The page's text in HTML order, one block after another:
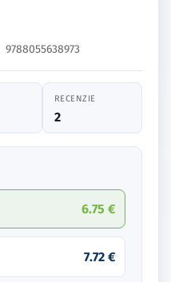
9788055638973
RECENZIE
2
6.75 €
7.72 €